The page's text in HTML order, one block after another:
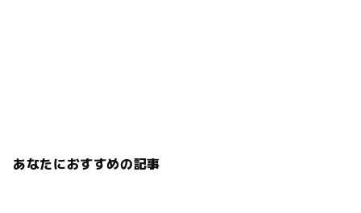
あなたにおすすめの記事